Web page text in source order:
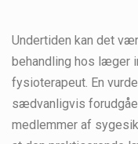
Undertiden kan det
behandling hos læger
fysioterapeut. En
sædvanligvis
medlemmer af